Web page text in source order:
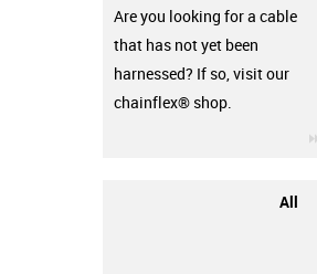
Are you looking for a cable
that has not yet been
harnessed? If so, visit our
chainflex® shop.
All